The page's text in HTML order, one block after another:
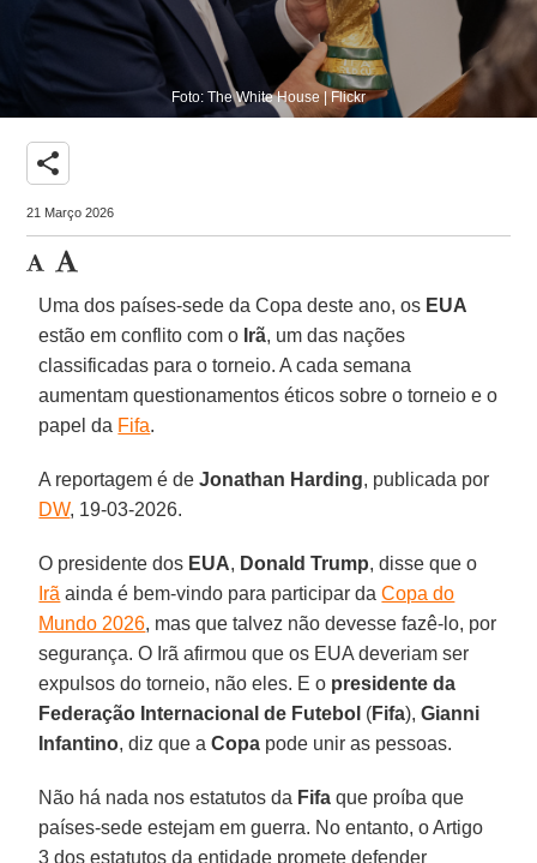
Foto: The White House | Flickr
share
21 Março 2026
Uma dos países-sede da Copa deste ano, os EUA
estão em conflito com o Irã, um das nações
classificadas para o torneio. A cada semana
aumentam questionamentos éticos sobre o torneio e o
papel da Fifa.
A reportagem é deJonathan Harding, publicada por
DW, 19-03-2026.
O presidente dos EUA, Donald Trump, disse que o
Irã ainda é bem-vindo para participar daCopa do
Mundo 2026, mas que talvez não devesse fazê-lo, por
segurança. O Irã afirmou que os EUA deveriam ser
expulsos do torneio, não eles. E o presidente da
Federação Internacional de Futebol (Fifa),Gianni
Infantino, diz que aCopa pode unir as pessoas.
Não há nada nos estatutos da Fifa que proíba que
países-sede estejam em guerra. No entanto, o Artigo
3 dos estatutos da entidade promete defender